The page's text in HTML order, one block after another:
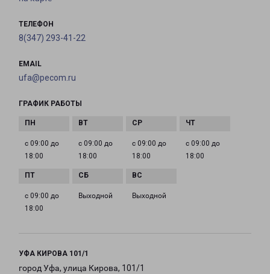
ТЕЛЕФОН
8(347) 293-41-22
EMAIL
ufa@pecom.ru
ГРАФИК РАБОТЫ
с 09:00 до
18:00
с 09:00 до
18:00
с 09:00 до
18:00
с 09:00 до
18:00
с 09:00 до
18:00
Выходной Выходной
УФА КИРОВА 101/1
город Уфа, улица Кирова, 101/1